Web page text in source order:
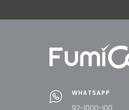
WHATSAPP
92-1000-100